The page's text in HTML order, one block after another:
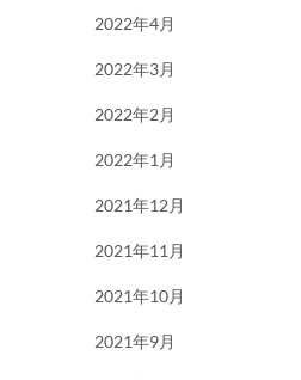
2022年4月
2022年3月
2022年2月
2022年1月
2021年12月
2021年11月
2021年10月
2021年9月